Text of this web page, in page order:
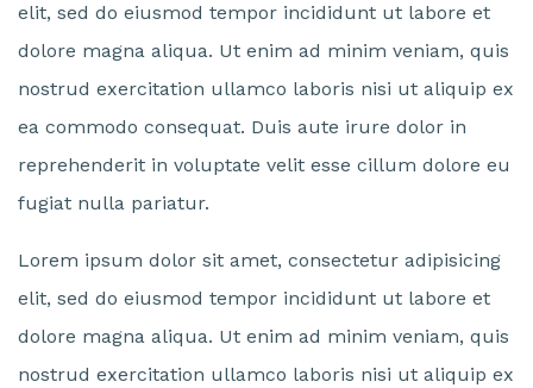
elit, sed do eiusmod tempor incididunt ut labore et
dolore magna aliqua. Ut enim ad minim veniam, quis
nostrud exercitation ullamco laboris nisi ut aliquip ex
ea commodo consequat. Duis aute irure dolor in
reprehenderit in voluptate velit esse cillum dolore eu
fugiat nulla pariatur.
Lorem ipsum dolor sit amet, consectetur adipisicing
elit, sed do eiusmod tempor incididunt ut labore et
dolore magna aliqua. Ut enim ad minim veniam, quis
nostrud exercitation ullamco laboris nisi ut aliquip ex